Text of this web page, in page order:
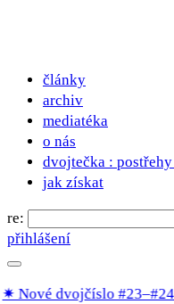
články
archiv
mediatéka
o nás
dvojtečka :
jak získat
re:
přihlášení
✷ Nové dvojčíslo